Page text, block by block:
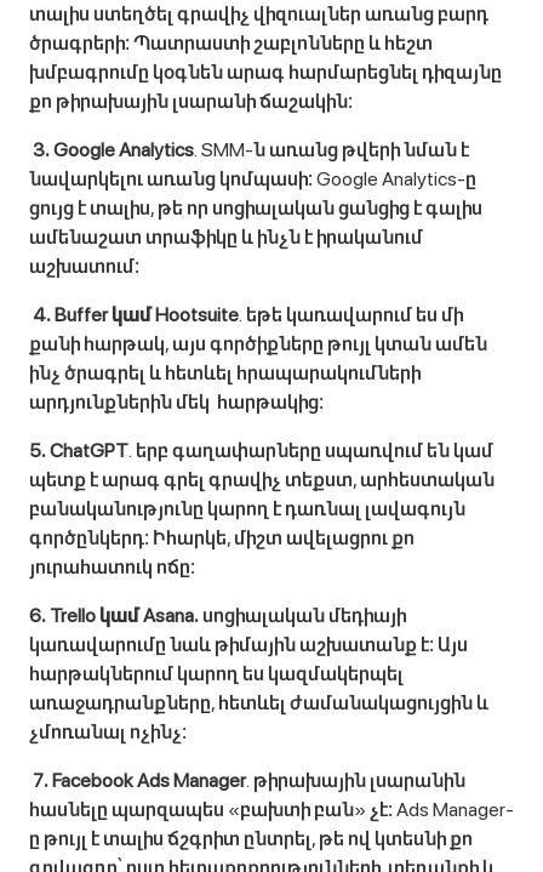
տալիս ստեղծել գրավիչ վիզուալներ առանց բարդ
ծրագրերի։ Պատրաստի շաբլոնները և հեշտ
խմբագրումը կօգնեն արագ հարմարեցնել դիզայնը
քո թիրախային լսարանի ճաշակին։
3․ Google Analytics․ SMM-ն առանց թվերի նման է
նավարկելու առանց կոմպասի։ Google Analytics-ը
ցույց է տալիս, թե որ սոցիալական ցանցից է գալիս
ամենաշատ տրաֆիկը և ինչն է իրականում
աշխատում։
4․ Buffer կամ Hootsuite․ եթե կառավարում ես մի
քանի հարթակ, այս գործիքները թույլ կտան ամեն
ինչ ծրագրել և հետևել հրապարակումների
արդյունքներին մեկ հարթակից։
5․ ChatGPT․ երբ գաղափարները սպառվում են կամ
պետք է արագ գրել գրավիչ տեքստ, արհեստական
բանականությունը կարող է դառնալ լավագույն
գործընկերդ։ Իհարկե, միշտ ավելացրու քո
յուրահատուկ ոճը։
6․ Trello կամ Asana․ սոցիալական մեդիայի
կառավարումը նաև թիմային աշխատանք է։ Այս
հարթակներում կարող ես կազմակերպել
առաջադրանքները, հետևել ժամանակացույցին և
չմոռանալ ոչինչ։
7․ Facebook Ads Manager․ թիրախային լսարանին
հասնելը պարզապես «բախտի բան» չէ։ Ads Manager-
ը թույլ է տալիս ճշգրիտ ընտրել, թե ով կտեսնի քո